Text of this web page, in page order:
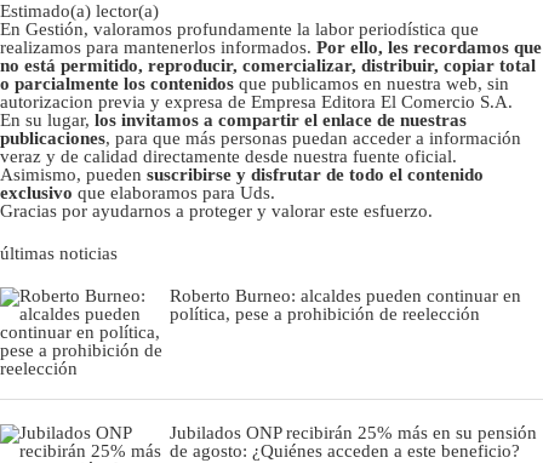
Estimado(a) lector(a)
En Gestión, valoramos profundamente la labor periodística que
realizamos para mantenerlos informados. Por ello, les recordamos que
no está permitido, reproducir, comercializar, distribuir, copiar total
o parcialmente los contenidos que publicamos en nuestra web, sin
autorizacion previa y expresa de Empresa Editora El Comercio S.A.
En su lugar, los invitamos a compartir el enlace de nuestras
publicaciones, para que más personas puedan acceder a información
veraz y de calidad directamente desde nuestra fuente oficial.
Asimismo, pueden suscribirse y disfrutar de todo el contenido
exclusivo que elaboramos para Uds.
Gracias por ayudarnos a proteger y valorar este esfuerzo.
últimas noticias
Roberto Burneo: alcaldes pueden continuar en
política, pese a prohibición de reelección
Jubilados ONP recibirán 25% más en su pensión
de agosto: ¿Quiénes acceden a este beneficio?